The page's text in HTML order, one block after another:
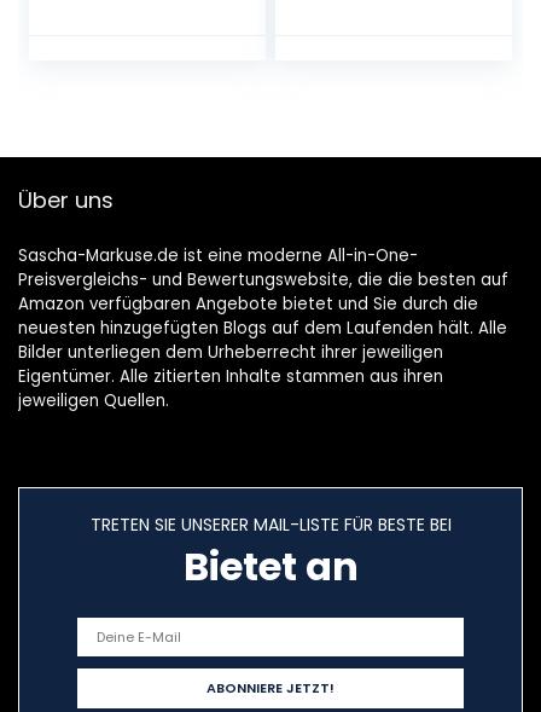
Über uns
Sascha-Markuse.de ist eine moderne All-in-One-
Preisvergleichs- und Bewertungswebsite, die die besten auf
Amazon verfügbaren Angebote bietet und Sie durch die
neuesten hinzugefügten Blogs auf dem Laufenden hält. Alle
Bilder unterliegen dem Urheberrecht ihrer jeweiligen
Eigentümer. Alle zitierten Inhalte stammen aus ihren
jeweiligen Quellen.
TRETEN SIE UNSERER MAIL-LISTE FÜR BESTE BEI
Bietet an